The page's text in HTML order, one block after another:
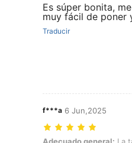
Es súper bonita,
muy fácil de poner
Traducir
f***a 6 Jun,2025
Adecuado general: La
Adecuado general: La